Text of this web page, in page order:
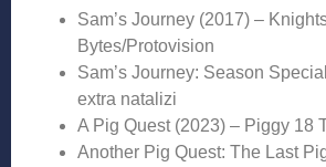
Sam’s Journey (2017) –
Bytes/Protovision
Sam’s Journey: Season
extra natalizi
A Pig Quest (2023) – Piggy 18
Another Pig Quest: The Last